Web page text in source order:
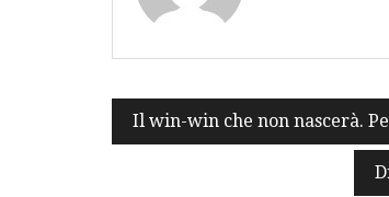
Post
navigation
Il win-win che non nascerà.